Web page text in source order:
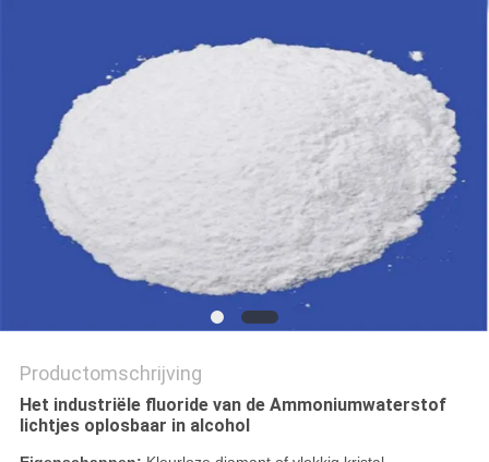
SITEMAP
PRIVACYBELEID
Productomschrijving
Het industriële fluoride van de Ammoniumwaterstof
lichtjes oplosbaar in alcohol